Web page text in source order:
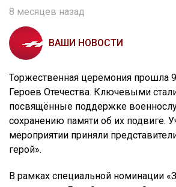
8 месяцев назад
ВАШИ НОВОСТИ
Торжественная церемония прошла
Героев Отечества. Ключевыми
посвящённые поддержке
сохранению памяти об их подвиге.
мероприятии приняли
герой».
В рамках специальной номинации